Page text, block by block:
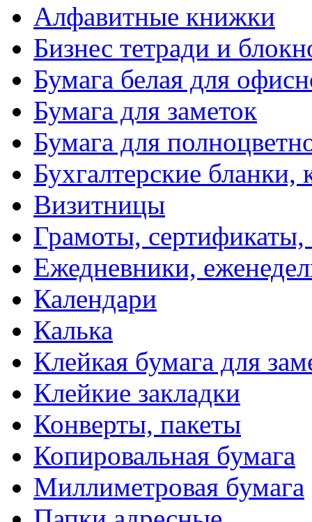
Алфавитные книжки
Бизнес тетради и
Бумага белая для
Бумага для заметок
Бумага для
Бухгалтерские бланки,
Визитницы
Грамоты,
Ежедневники,
Календари
Калька
Клейкая бумага для
Клейкие закладки
Конверты, пакеты
Копировальная бумага
Миллиметровая бумага